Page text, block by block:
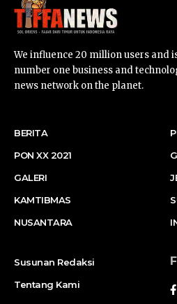
We influence 20 million users and
number one business and
news network on the planet.
BERITA
PON XX 2021
GALERI
KAMTIBMAS
NUSANTARA
Susunan Redaksi
Tentang Kami